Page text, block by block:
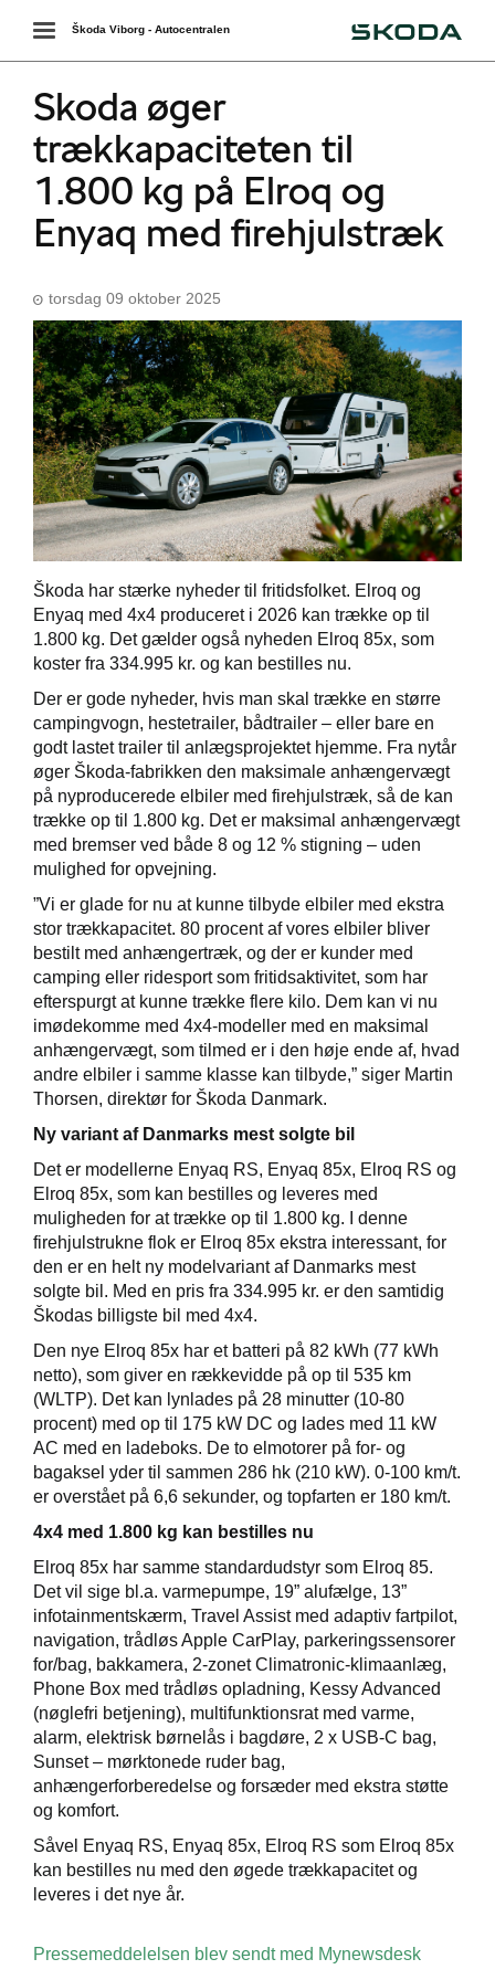
Danmarks
Toggle
navigation
Škoda Viborg - Autocentralen
Skoda øger
trækkapaciteten til
1.800 kg på Elroq og
Enyaq med firehjulstræk
torsdag 09 oktober 2025
Škoda har stærke nyheder til fritidsfolket. Elroq og
Enyaq med 4x4 produceret i 2026 kan trække op til
1.800 kg. Det gælder også nyheden Elroq 85x, som
koster fra 334.995 kr. og kan bestilles nu.
Der er gode nyheder, hvis man skal trække en større
campingvogn, hestetrailer, bådtrailer – eller bare en
godt lastet trailer til anlægsprojektet hjemme. Fra nytår
øger Škoda-fabrikken den maksimale anhængervægt
på nyproducerede elbiler med firehjulstræk, så de kan
trække op til 1.800 kg. Det er maksimal anhængervægt
med bremser ved både 8 og 12 % stigning – uden
mulighed for opvejning.
”Vi er glade for nu at kunne tilbyde elbiler med ekstra
stor trækkapacitet. 80 procent af vores elbiler bliver
bestilt med anhængertræk, og der er kunder med
camping eller ridesport som fritidsaktivitet, som har
efterspurgt at kunne trække flere kilo. Dem kan vi nu
imødekomme med 4x4-modeller med en maksimal
anhængervægt, som tilmed er i den høje ende af, hvad
andre elbiler i samme klasse kan tilbyde,” siger Martin
Thorsen, direktør for Škoda Danmark.
Ny variant af Danmarks mest solgte bil
Det er modellerne Enyaq RS, Enyaq 85x, Elroq RS og
Elroq 85x, som kan bestilles og leveres med
muligheden for at trække op til 1.800 kg. I denne
firehjulstrukne flok er Elroq 85x ekstra interessant, for
den er en helt ny modelvariant af Danmarks mest
solgte bil. Med en pris fra 334.995 kr. er den samtidig
Škodas billigste bil med 4x4.
Den nye Elroq 85x har et batteri på 82 kWh (77 kWh
netto), som giver en rækkevidde på op til 535 km
(WLTP). Det kan lynlades på 28 minutter (10-80
procent) med op til 175 kW DC og lades med 11 kW
AC med en ladeboks. De to elmotorer på for- og
bagaksel yder til sammen 286 hk (210 kW). 0-100 km/t.
er overstået på 6,6 sekunder, og topfarten er 180 km/t.
4x4 med 1.800 kg kan bestilles nu
Elroq 85x har samme standardudstyr som Elroq 85.
Det vil sige bl.a. varmepumpe, 19” alufælge, 13”
infotainmentskærm, Travel Assist med adaptiv fartpilot,
navigation, trådløs Apple CarPlay, parkeringssensorer
for/bag, bakkamera, 2-zonet Climatronic-klimaanlæg,
Phone Box med trådløs opladning, Kessy Advanced
(nøglefri betjening), multifunktionsrat med varme,
alarm, elektrisk børnelås i bagdøre, 2 x USB-C bag,
Sunset – mørktonede ruder bag,
anhængerforberedelse og forsæder med ekstra støtte
og komfort.
Såvel Enyaq RS, Enyaq 85x, Elroq RS som Elroq 85x
kan bestilles nu med den øgede trækkapacitet og
leveres i det nye år.
Pressemeddelelsen blev sendt med Mynewsdesk